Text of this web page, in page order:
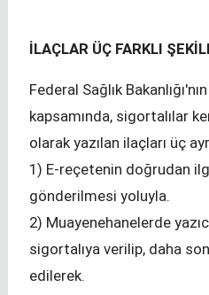
İLAÇLAR ÜÇ FARKLI
Federal Sağlık
kapsamında, sigortalılar
olarak yazılan ilaçları üç
1) E-reçetenin doğrudan
gönderilmesi yoluyla.
2) Muayenehanelerde
sigortalıya verilip, daha
edilerek.